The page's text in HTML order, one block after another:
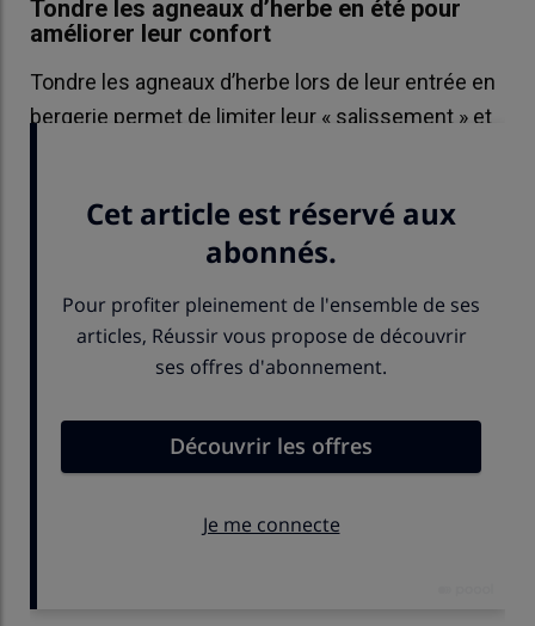
Tondre les agneaux d’herbe en été pour
améliorer leur confort
Tondre les agneaux d’herbe lors de leur entrée en
bergerie permet de limiter leur « salissement » et